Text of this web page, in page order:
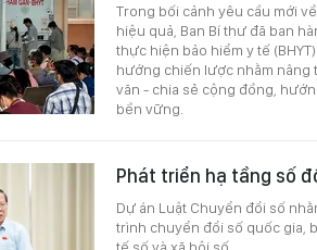
Trong bối cảnh yêu cầu mới
hiệu quả, Ban Bí thư đã ban
thực hiện bảo hiểm y tế
hướng chiến lược nhằm nâng
văn - chia sẻ cộng đồng,
bền vững.
Phát triển hạ tầng số
Dự án Luật Chuyển đổi số
trình chuyển đổi số quốc gia,